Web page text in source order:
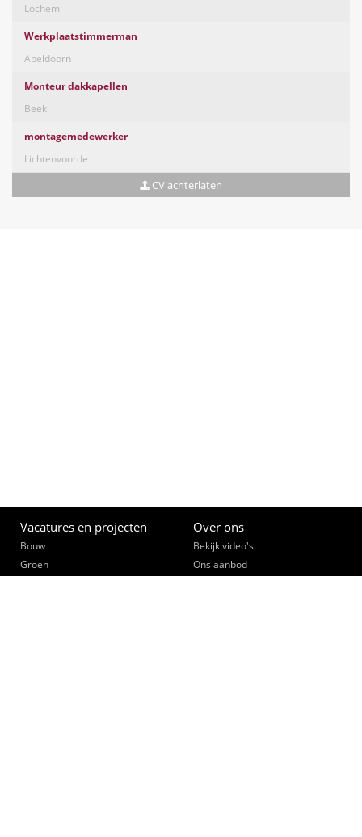
Lochem
Werkplaatstimmerman
Apeldoorn
Monteur dakkapellen
Beek
montagemedewerker
Lichtenvoorde
CV achterlaten
Vacatures en projecten
Bouw
Groen
Over ons
Bekijk video's
Ons aanbod